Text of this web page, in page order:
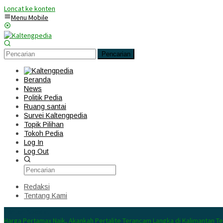
Loncat ke konten
Menu Mobile
Pencarian
Beranda
News
Politik Pedia
Ruang santai
Survei Kaltengpedia
Topik Pilihan
Tokoh Pedia
Log In
Log Out
Redaksi
Tentang Kami
Harga Pertamax Naik, Akankah Pertalite Terancam Langka di Kalimantan